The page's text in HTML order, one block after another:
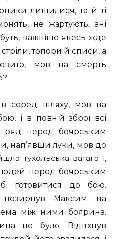
лишилися, та й ті
не жартують, ані
важніше якесь жде
стріли, топори й списи, а
мов на смерть
серед шляху, мов на
і в повній зброї всі
перед боярським
нап’явши луки, мов до
тухольська ватага і,
перед боярським
готовитися до бою.
Максим на
між ними боярина.
не було. Відітхнув